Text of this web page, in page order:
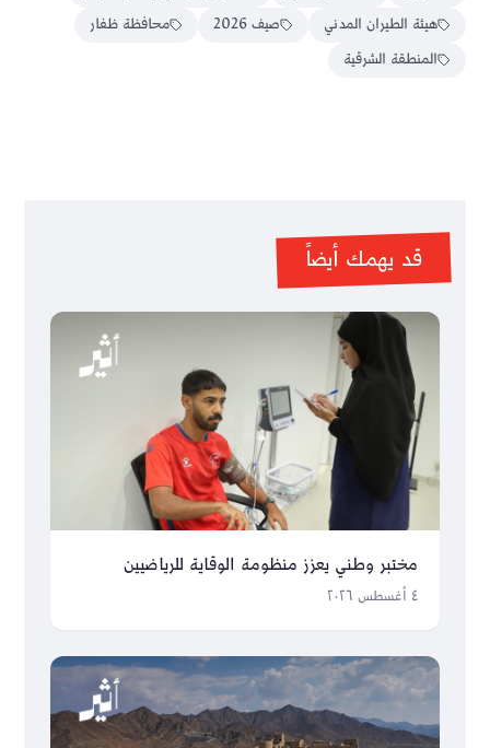
هيئة الطيران المدني
صيف 2026
محافظة ظفار
المنطقة الشرقية
قد يهمك أيضاً
مختبر وطني يعزز منظومة الوقاية للرياضيين
٤ أغسطس ٢٠٢٦